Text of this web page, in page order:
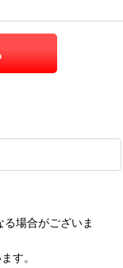
場合がございま
す。